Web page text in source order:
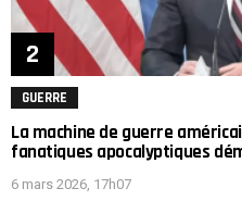
GUERRE
La machine de guerre
fanatiques apocalyptiques
6 mars 2026, 17h07